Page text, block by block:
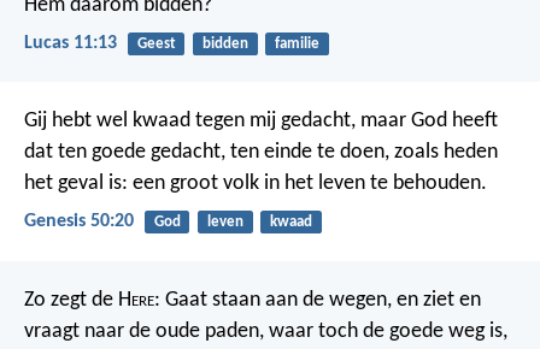
Hem daarom bidden?
Lucas 11:13 Geest bidden familie
Gij hebt wel kwaad tegen mij gedacht, maar God heeft
dat ten goede gedacht, ten einde te doen, zoals heden
het geval is: een groot volk in het leven te behouden.
Genesis 50:20 God leven kwaad
Zo zegt de Here: Gaat staan aan de wegen, en ziet en
vraagt naar de oude paden, waar toch de goede weg is,